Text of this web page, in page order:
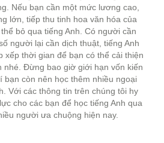
Nếu bạn cần một mức lương cao,
lớn, tiếp thu tinh hoa văn hóa của
bỏ qua tiếng Anh. Có người cần
người lại cần dịch thuật, tiếng Anh
thời gian để bạn có thể cải thiện
nhé. Đừng bao giờ giới hạn vốn kiến
bạn còn nên học thêm nhiều ngoại
Với các thông tin trên chúng tôi hy
cho các bạn để học tiếng Anh qua
người ưa chuộng hiện nay.